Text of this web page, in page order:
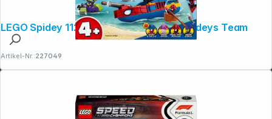
LEGO Spidey 11208 Piratenschiff von Spideys Team
Artikel-Nr.:227049